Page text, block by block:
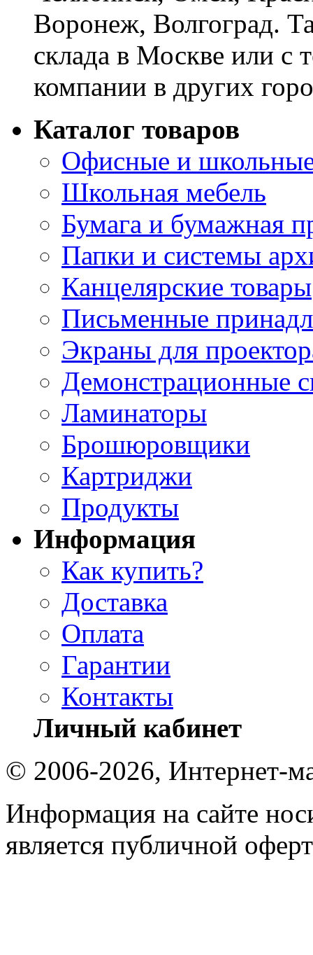
Воронеж, Волгоград.
склада в Москве или с
компании в других
Каталог товаров
Офисные и
Школьная мебель
Бумага и бумажная
Папки и системы
Канцелярские товары
Письменные
Экраны для
Демонстрационные
Ламинаторы
Брошюровщики
Картриджи
Продукты
Информация
Как купить?
Доставка
Оплата
Гарантии
Контакты
Личный кабинет
© 2006-2026, Интернет-
Информация на сайте
является публичной